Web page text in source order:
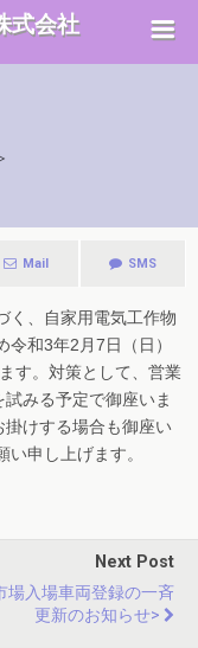
式会社
Mail SMS
く、自家用電気工作物
和3年2月7日（日）
す。対策として、営業
みる予定で御座いま
けする場合も御座い
申し上げます。
Next Post
入場車両登録の一斉
更新のお知らせ>